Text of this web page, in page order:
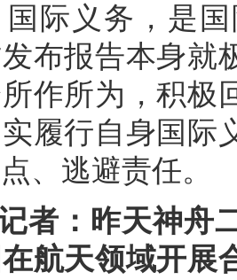
国际义务，是
布报告本身就
作所为，积极
履行自身国际
、逃避责任。
者：昨天神舟
航天领域开展